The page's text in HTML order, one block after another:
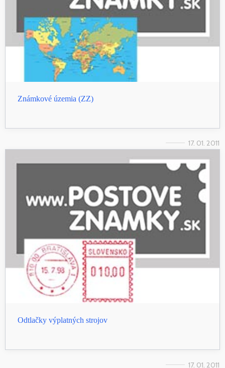
Známkové územia (ZZ)
17. 01. 2011
Odtlačky výplatných strojov
17. 01. 2011